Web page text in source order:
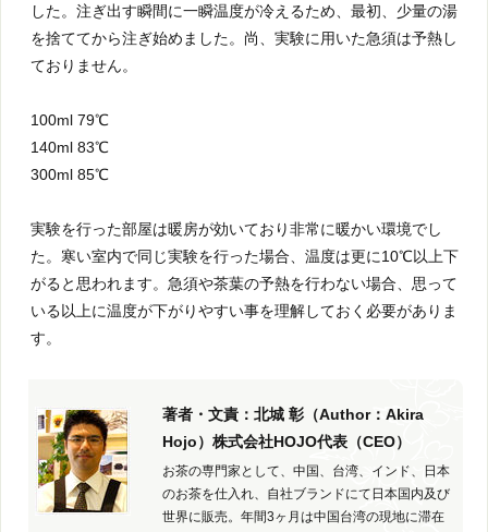
した。注ぎ出す瞬間に一瞬温度が冷えるため、最初、少量の湯
を捨ててから注ぎ始めました。尚、実験に用いた急須は予熱し
ておりません。
100ml 79℃
140ml 83℃
300ml 85℃
実験を行った部屋は暖房が効いており非常に暖かい環境でし
た。寒い室内で同じ実験を行った場合、温度は更に10℃以上下
がると思われます。急須や茶葉の予熱を行わない場合、思って
いる以上に温度が下がりやすい事を理解しておく必要がありま
す。
著者・文責：北城 彰（Author：Akira
Hojo）株式会社HOJO代表（CEO）
お茶の専門家として、中国、台湾、インド、日本
のお茶を仕入れ、自社ブランドにて日本国内及び
世界に販売。年間3ヶ月は中国台湾の現地に滞在